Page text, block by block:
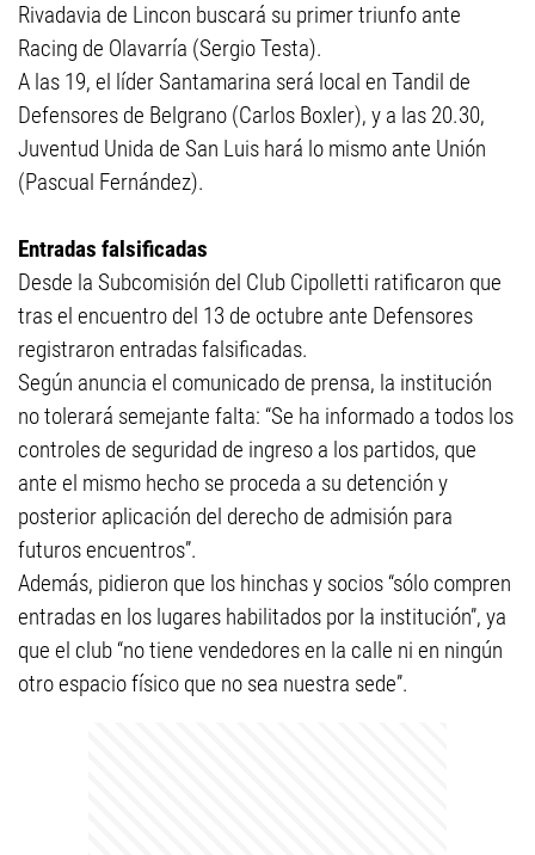
Rivadavia de Lincon buscará su primer triunfo ante
Racing de Olavarría (Sergio Testa).
A las 19, el líder Santamarina será local en Tandil de
Defensores de Belgrano (Carlos Boxler), y a las 20.30,
Juventud Unida de San Luis hará lo mismo ante Unión
(Pascual Fernández).
Entradas falsificadas
Desde la Subcomisión del Club Cipolletti ratificaron que
tras el encuentro del 13 de octubre ante Defensores
registraron entradas falsificadas.
Según anuncia el comunicado de prensa, la institución
no tolerará semejante falta: “Se ha informado a todos los
controles de seguridad de ingreso a los partidos, que
ante el mismo hecho se proceda a su detención y
posterior aplicación del derecho de admisión para
futuros encuentros”.
Además, pidieron que los hinchas y socios “sólo compren
entradas en los lugares habilitados por la institución”, ya
que el club “no tiene vendedores en la calle ni en ningún
otro espacio físico que no sea nuestra sede”.